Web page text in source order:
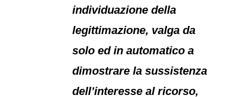
individuazione della
legittimazione, valga da
solo ed in automatico a
dimostrare la sussistenza
dell’interesse al ricorso,